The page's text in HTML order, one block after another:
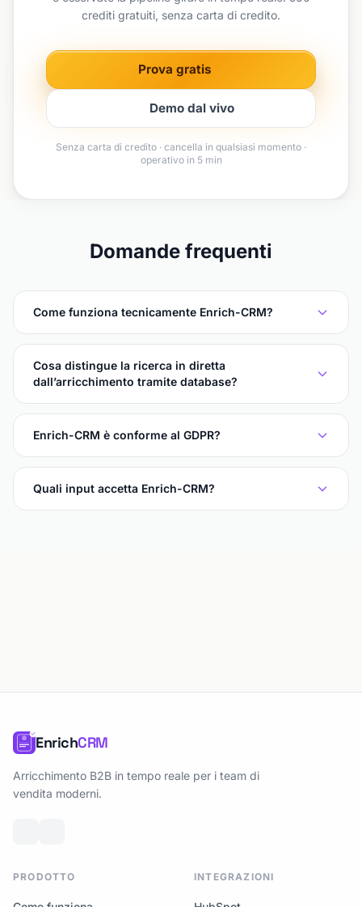
crediti gratuiti, senza carta di credito.
Prova gratis
Demo dal vivo
Senza carta di credito · cancella in qualsiasi momento ·
operativo in 5 min
Domande frequenti
Come funziona tecnicamente Enrich-CRM?
Cosa distingue la ricerca in diretta
dall’arricchimento tramite database?
Enrich-CRM è conforme al GDPR?
Quali input accetta Enrich-CRM?
EnrichCRM
Arricchimento B2B in tempo reale per i team di
vendita moderni.
PRODOTTO INTEGRAZIONI